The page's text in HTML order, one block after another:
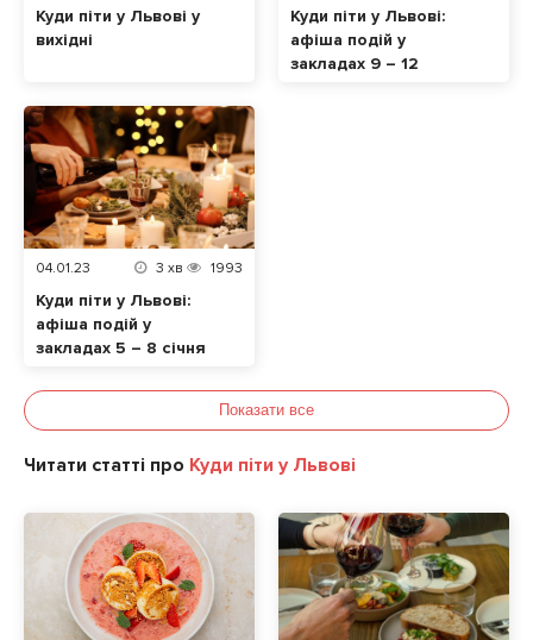
Куди піти у Львові у
вихідні
Куди піти у Львові:
афіша подій у
закладах 9 – 12
04.01.23 3 хв 1993
Куди піти у Львові:
афіша подій у
закладах 5 – 8 січня
Показати все
Читати статті про Куди піти у Львові